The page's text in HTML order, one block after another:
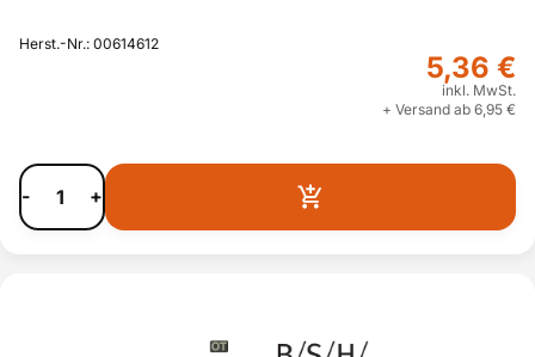
Herst.-Nr.: 00614612
5,36 €
inkl. MwSt.
+ Versand ab 6,95 €
- +